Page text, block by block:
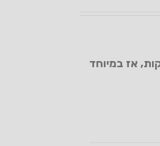
אז במיוחד